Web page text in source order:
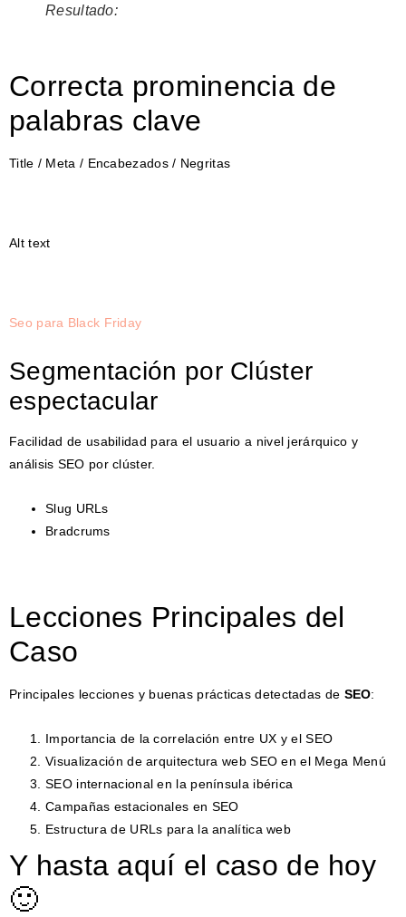
Resultado:
Correcta prominencia de
palabras clave
Title / Meta / Encabezados / Negritas
Alt text
Seo para Black Friday
Segmentación por Clúster
espectacular
Facilidad de usabilidad para el usuario a nivel jerárquico y
análisis SEO por clúster.
Slug URLs
Bradcrums
Lecciones Principales del
Caso
Principales lecciones y buenas prácticas detectadas de SEO:
Importancia de la correlación entre UX y el SEO
Visualización de arquitectura web SEO en el Mega Menú
SEO internacional en la península ibérica
Campañas estacionales en SEO
Estructura de URLs para la analítica web
Y hasta aquí el caso de hoy
🙂